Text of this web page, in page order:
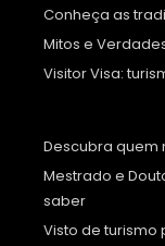
Conheça as
Mitos e
Visitor Visa:
Descubra quem
Mestrado e
saber
Visto de turismo